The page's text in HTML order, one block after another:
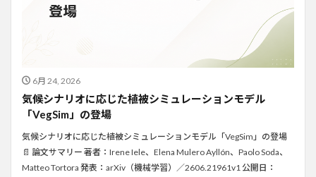
6月 24, 2026
気候シナリオに応じた植被シミュレーションモデル
「VegSim」の登場
気候シナリオに応じた植被シミュレーションモデル「VegSim」の登場
📄 論文サマリー 著者：Irene Iele、Elena Mulero Ayllón、Paolo Soda、
Matteo Tortora 発表：arXiv（機械学習）／2606.21961v1 公開日：